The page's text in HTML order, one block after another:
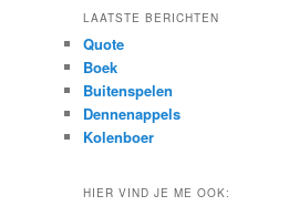
r
h
LAATSTE BERICHTEN
Quote
Boek
Buitenspelen
Dennenappels
Kolenboer
HIER VIND JE ME OOK: